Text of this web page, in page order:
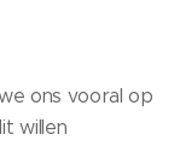
ons vooral op
willen